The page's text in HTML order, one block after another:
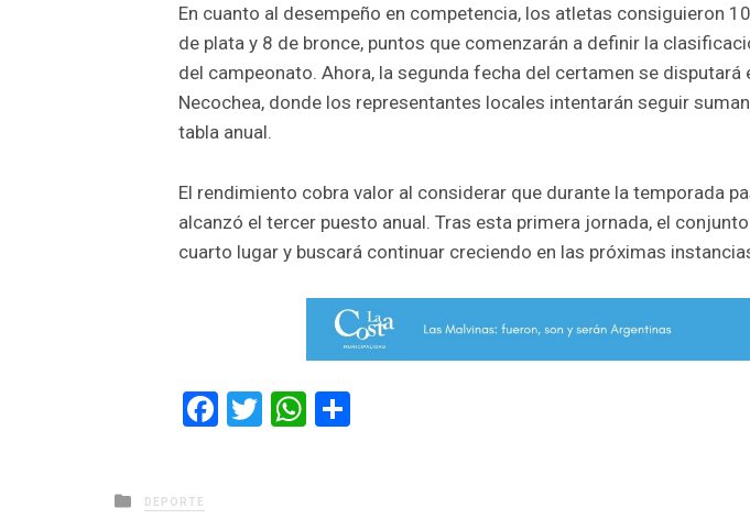
En cuanto al desempeño en competencia, los atletas consiguieron
de plata y 8 de bronce, puntos que comenzarán a definir la
del campeonato. Ahora, la segunda fecha del certamen se disputará
Necochea, donde los representantes locales intentarán seguir
tabla anual.
El rendimiento cobra valor al considerar que durante la temporada
alcanzó el tercer puesto anual. Tras esta primera jornada, el
cuarto lugar y buscará continuar creciendo en las próximas
Facebook
TwitterWhatsApp
Posted
in
DEPORTE